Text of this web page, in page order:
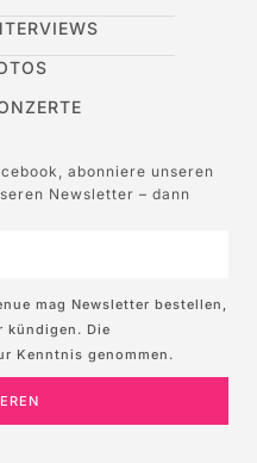
abonniere unseren
Newsletter – dann
mag Newsletter bestellen,
kündigen. Die
Kenntnis genommen.